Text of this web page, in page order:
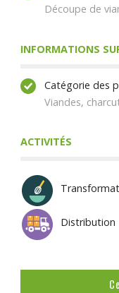
Découpe de
INFORMATIONS
Catégorie des
Viandes,
ACTIVITÉS
Distribution